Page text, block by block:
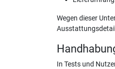
Wegen dieser
In Tests und